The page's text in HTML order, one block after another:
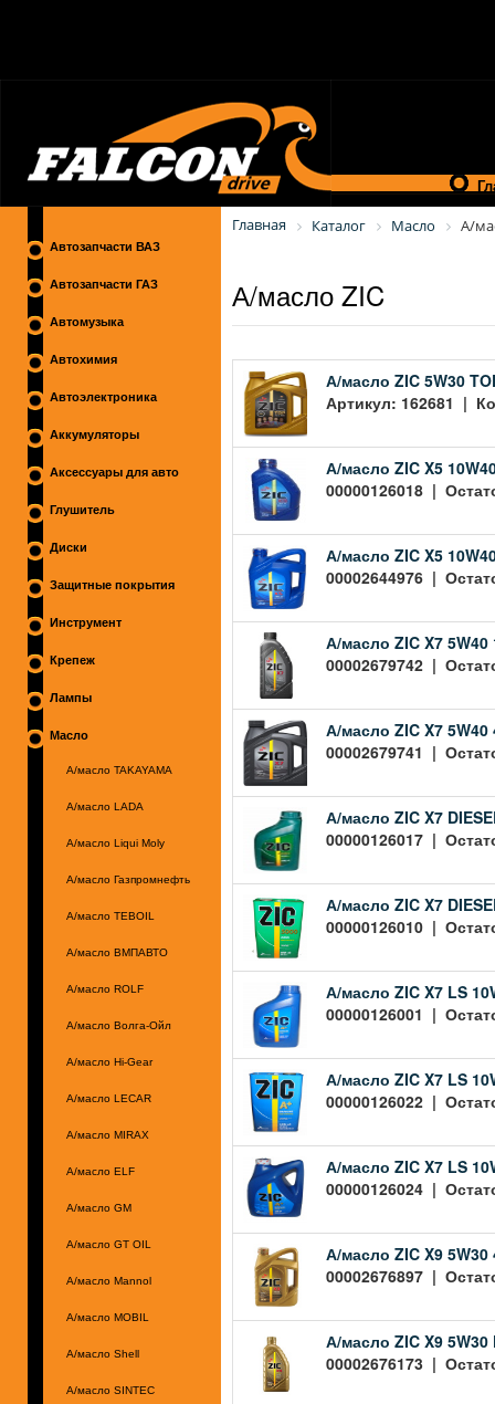
Автозапчасти ВАЗ
Автозапчасти ГАЗ
Автомузыка
Автохимия
Автоэлектроника
Аккумуляторы
Аксессуары для авто
Глушитель
Диски
Защитные покрытия
Инструмент
Крепеж
Лампы
Масло
А/масло TAKAYAMA
А/масло LADA
А/масло Liqui Moly
А/масло Газпромнефть
А/масло TEBOIL
А/масло ВМПАВТО
А/масло ROLF
А/масло Волга-Ойл
А/масло Hi-Gear
А/масло LECAR
А/масло MIRAX
А/масло ELF
А/масло GM
А/масло GT OIL
А/масло Mannol
А/масло MOBIL
А/масло Shell
А/масло SINTEC
Главная Каталог Масло А/
А/масло ZIC
А/масло ZIC 5W30
Артикул: 162681 |
А/масло ZIC X5
00000126018 |
А/масло ZIC X5
00002644976 |
А/масло ZIC X7 5W40
00002679742 |
А/масло ZIC X7 5W40
00002679741 |
А/масло ZIC X7
00000126017 |
А/масло ZIC X7
00000126010 |
А/масло ZIC X7 LS
00000126001 |
А/масло ZIC X7 LS
00000126022 |
А/масло ZIC X7 LS
00000126024 |
А/масло ZIC X9 5W30
00002676897 |
А/масло ZIC X9
00002676173 |